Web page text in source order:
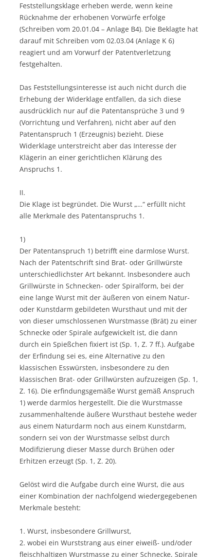
Feststellungsklage erheben werde, wenn keine
Rücknahme der erhobenen Vorwürfe erfolge
(Schreiben vom 20.01.04 – Anlage B4). Die Beklagte hat
darauf mit Schreiben vom 02.03.04 (Anlage K 6)
reagiert und am Vorwurf der Patentverletzung
festgehalten.
Das Feststellungsinteresse ist auch nicht durch die
Erhebung der Widerklage entfallen, da sich diese
ausdrücklich nur auf die Patentansprüche 3 und 9
(Vorrichtung und Verfahren), nicht aber auf den
Patentanspruch 1 (Erzeugnis) bezieht. Diese
Widerklage unterstreicht aber das Interesse der
Klägerin an einer gerichtlichen Klärung des
Anspruchs 1.
II.
Die Klage ist begründet. Die Wurst „…“ erfüllt nicht
alle Merkmale des Patentanspruchs 1.
1)
Der Patentanspruch 1) betrifft eine darmlose Wurst.
Nach der Patentschrift sind Brat- oder Grillwürste
unterschiedlichster Art bekannt. Insbesondere auch
Grillwürste in Schnecken- oder Spiralform, bei der
eine lange Wurst mit der äußeren von einem Natur-
oder Kunstdarm gebildeten Wursthaut und mit der
von dieser umschlossenen Wurstmasse (Brät) zu einer
Schnecke oder Spirale aufgewickelt ist, die dann
durch ein Spießchen fixiert ist (Sp. 1, Z. 7 ff.). Aufgabe
der Erfindung sei es, eine Alternative zu den
klassischen Esswürsten, insbesondere zu den
klassischen Brat- oder Grillwürsten aufzuzeigen (Sp. 1,
Z. 16). Die erfindungsgemäße Wurst gemäß Anspruch
1) werde darmlos hergestellt. Die die Wurstmasse
zusammenhaltende äußere Wursthaut bestehe weder
aus einem Naturdarm noch aus einem Kunstdarm,
sondern sei von der Wurstmasse selbst durch
Modifizierung dieser Masse durch Brühen oder
Erhitzen erzeugt (Sp. 1, Z. 20).
Gelöst wird die Aufgabe durch eine Wurst, die aus
einer Kombination der nachfolgend wiedergegebenen
Merkmale besteht:
1. Wurst, insbesondere Grillwurst,
2. wobei ein Wurststrang aus einer eiweiß- und/oder
fleischhaltigen Wurstmasse zu einer Schnecke, Spirale